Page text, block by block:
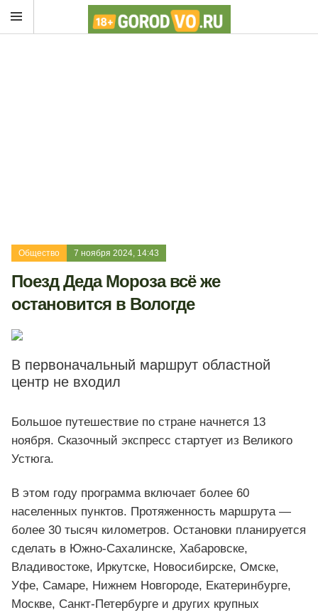
Общество 7 ноября 2024, 14:43
Поезд Деда Мороза всё же
остановится в Вологде
В первоначальный маршрут областной
центр не входил
Большое путешествие по стране начнется 13
ноября. Сказочный экспресс стартует из Великого
Устюга.
В этом году программа включает более 60
населенных пунктов. Протяженность маршрута —
более 30 тысяч километров. Остановки планируется
сделать в Южно-Сахалинске, Хабаровске,
Владивостоке, Иркутске, Новосибирске, Омске,
Уфе, Самаре, Нижнем Новгороде, Екатеринбурге,
Москве, Санкт-Петербурге и других крупных